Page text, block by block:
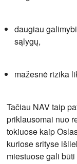
daugiau
sąlygų,
mažesnė rizika
Tačiau NAV taip
priklausomai nuo
tokiuose kaip
kuriose srityse
miestuose gali